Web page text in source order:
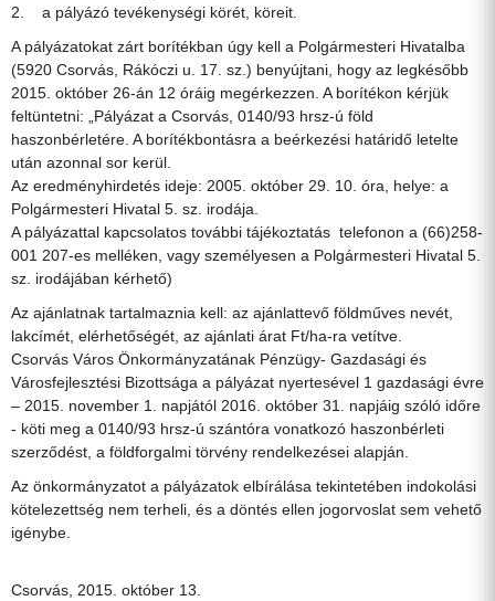
2. a pályázó tevékenységi körét, köreit.
A pályázatokat zárt borítékban úgy kell a Polgármesteri Hivatalba
(5920 Csorvás, Rákóczi u. 17. sz.) benyújtani, hogy az legkésőbb
2015. október 26-án 12 óráig megérkezzen. A borítékon kérjük
feltüntetni: „Pályázat a Csorvás, 0140/93 hrsz-ú föld
haszonbérletére. A borítékbontásra a beérkezési határidő letelte
után azonnal sor kerül.
Az eredményhirdetés ideje: 2005. október 29. 10. óra, helye: a
Polgármesteri Hivatal 5. sz. irodája.
A pályázattal kapcsolatos további tájékoztatás telefonon a (66)258-
001 207-es melléken, vagy személyesen a Polgármesteri Hivatal 5.
sz. irodájában kérhető)
Az ajánlatnak tartalmaznia kell: az ajánlattevő földműves nevét,
lakcímét, elérhetőségét, az ajánlati árat Ft/ha-ra vetítve.
Csorvás Város Önkormányzatának Pénzügy- Gazdasági és
Városfejlesztési Bizottsága a pályázat nyertesével 1 gazdasági évre
– 2015. november 1. napjától 2016. október 31. napjáig szóló időre
- köti meg a 0140/93 hrsz-ú szántóra vonatkozó haszonbérleti
szerződést, a földforgalmi törvény rendelkezései alapján.
Az önkormányzatot a pályázatok elbírálása tekintetében indokolási
kötelezettség nem terheli, és a döntés ellen jogorvoslat sem vehető
igénybe.
Csorvás, 2015. október 13.